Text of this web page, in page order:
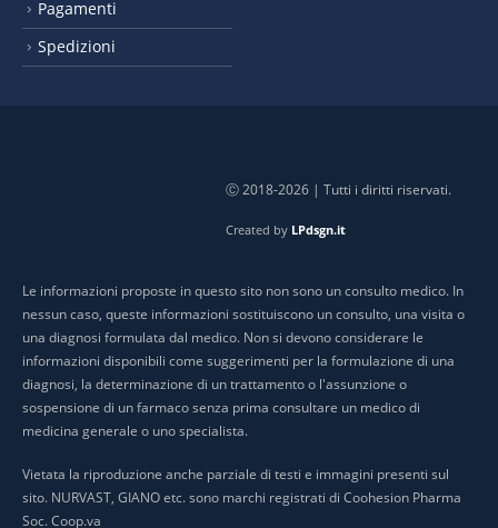
Pagamenti
Spedizioni
Ⓒ 2018-2026 | Tutti i diritti riservati.
Created by LPdsgn.it
Le informazioni proposte in questo sito non sono un consulto medico. In
nessun caso, queste informazioni sostituiscono un consulto, una visita o
una diagnosi formulata dal medico. Non si devono considerare le
informazioni disponibili come suggerimenti per la formulazione di una
diagnosi, la determinazione di un trattamento o l'assunzione o
sospensione di un farmaco senza prima consultare un medico di
medicina generale o uno specialista.
Vietata la riproduzione anche parziale di testi e immagini presenti sul
sito. NURVAST, GIANO etc. sono marchi registrati di Coohesion Pharma
Soc. Coop.va